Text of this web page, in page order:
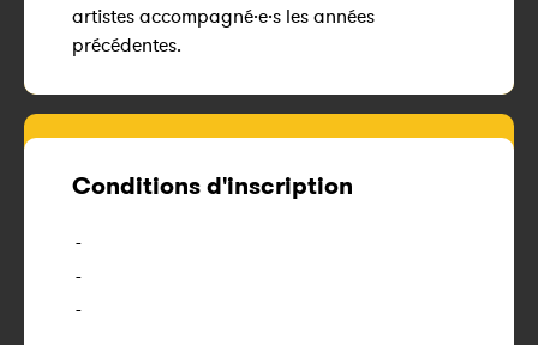
artistes accompagné·e·s les années
précédentes.
Conditions d'inscription
-
-
-